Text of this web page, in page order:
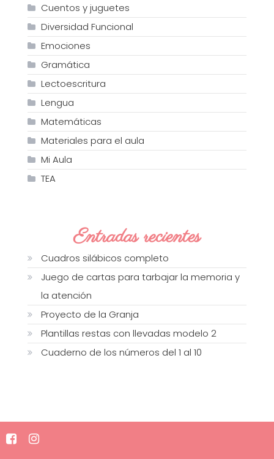
Cuentos y juguetes
Diversidad Funcional
Emociones
Gramática
Lectoescritura
Lengua
Matemáticas
Materiales para el aula
Mi Aula
TEA
Entradas recientes
Cuadros silábicos completo
Juego de cartas para tarbajar la memoria y
la atención
Proyecto de la Granja
Plantillas restas con llevadas modelo 2
Cuaderno de los números del 1 al 10